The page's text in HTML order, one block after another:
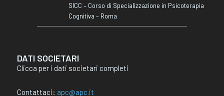
SICC – Corso di Specializzazione in Psicoterapia
Cognitiva – Roma
DATI SOCIETARI
Clicca per i dati societari completi
Contattaci: apc@apc.it